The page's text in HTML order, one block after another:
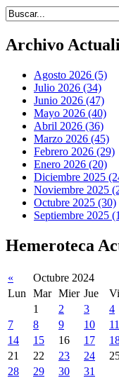
Introduce términos de
Archivo
Agosto 2026 (5)
Julio 2026 (34)
Junio 2026 (47)
Mayo 2026 (40)
Abril 2026 (36)
Marzo 2026 (45)
Febrero 2026 (29)
Enero 2026 (20)
Diciembre 2025
Noviembre 2025
Octubre 2025 (30)
Septiembre 2025
Hemeroteca
« Octubre 2024
Lun
Mar Mier Jue
1
2 3 4
7
8 9 10 11
14
15 16 17
21
22 23 24
28
29 30 31